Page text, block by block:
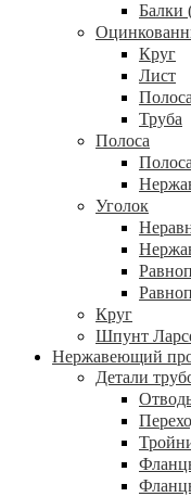
Балки
Круг
Лист
Полоса
Труба
Полоса
Уголок
Круг
Шпунт
Нержавеющий
Детали